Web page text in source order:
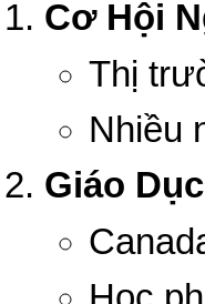
Cơ Hội
Thị
Nhiều
Giáo